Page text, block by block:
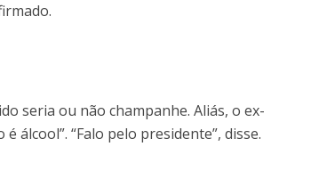
seria ou não champanhe. Aliás, o ex-
álcool”. “Falo pelo presidente”, disse.